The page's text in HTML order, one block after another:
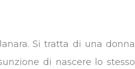
Si tratta di una donna
di nascere lo stesso